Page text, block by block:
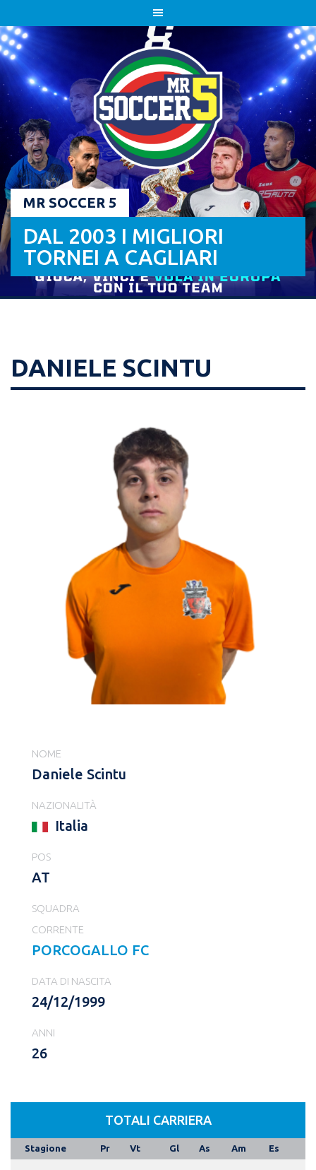
to
content
MR SOCCER 5
DAL 2003 I MIGLIORI
TORNEI A CAGLIARI
DANIELE SCINTU
NOME
Daniele Scintu
NAZIONALITÀ
Italia
POS
AT
SQUADRA
CORRENTE
PORCOGALLO FC
DATA DI NASCITA
24/12/1999
ANNI
26
TOTALI CARRIERA
Stagione Pr Vt Gl As Am Es